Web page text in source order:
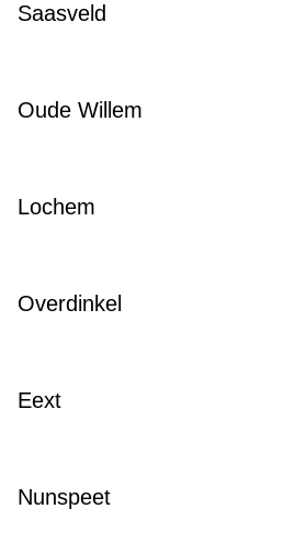
Saasveld
Oude Willem
Lochem
Overdinkel
Eext
Nunspeet